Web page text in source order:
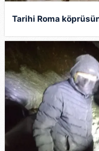
Tarihi Roma